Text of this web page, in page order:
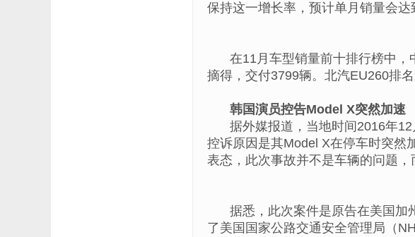
保持这一增长率，预计单月销量会
在11月车型销量前十排行榜中
摘得，交付3799辆。北汽EU260排
韩国演员控告Model X突然加速
据外媒报道，当地时间2016年
控诉原因是其Model X在停车时突然
表态，此次事故并不是车辆的问题，
据悉，此次案件是原告在美国加
了美国国家公路交通安全管理局（